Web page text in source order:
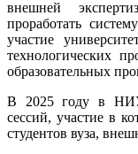
внешней
проработать
участие
технологических
образовательных
В 2025 году в НИУ
сессий, участие в
студентов вуза,